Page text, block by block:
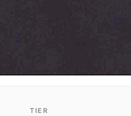
TIER